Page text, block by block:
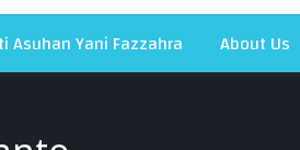
Asuhan Yani Fazzahra About Us